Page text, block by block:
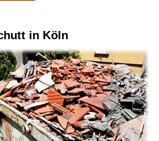
in Köln